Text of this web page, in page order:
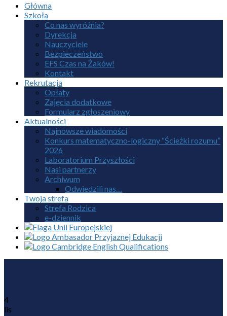
Główna
Szkoła
Co nas wyróżnia?
Dyrekcja
Nauczyciele
Bezpieczeństwo
EFS Czas na Żaków!
Kontakt
Rekrutacja
Opłaty
Zajęcia dodatkowe
Formularz zgłoszeniowy
Aktualności
Najnowsze wiadomości
Konkurs matematyczno-logiczny “Ścieżki rozumu”
2026
Laboratorium Przyszłości
Nasi partnerzy
Archiwum
Odwiedzili nas…
Twoja strefa
Strefa Rodzica
e-dziennik
4
lis